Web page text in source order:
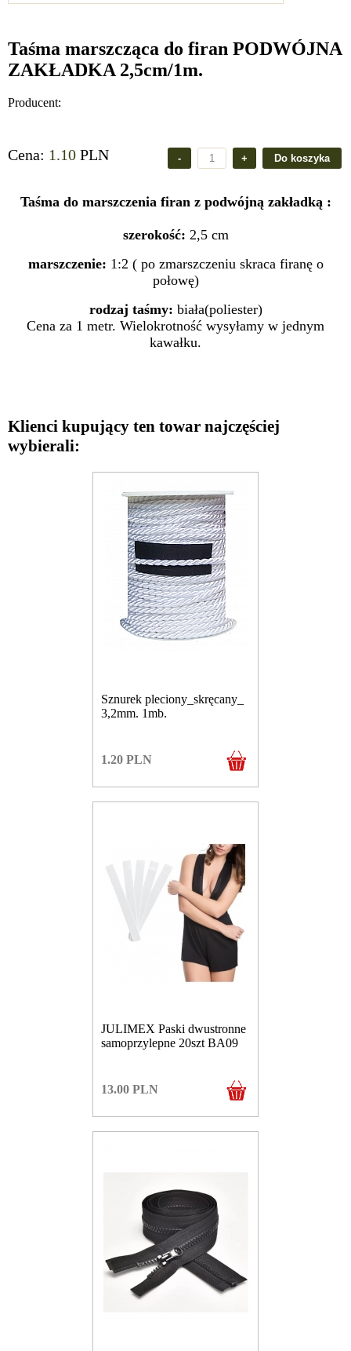
Taśma marszcząca do firan PODWÓJNA
ZAKŁADKA 2,5cm/1m.
Producent:
Cena: 1.10 PLN
Taśma do marszczenia firan z podwójną zakładką :
szerokość: 2,5 cm
marszczenie: 1:2 ( po zmarszczeniu skraca firanę o
połowę)
rodzaj taśmy: biała(poliester)
Cena za 1 metr. Wielokrotność wysyłamy w jednym
kawałku.
Klienci kupujący ten towar najczęściej
wybierali:
Sznurek pleciony_skręcany_
3,2mm. 1mb.
1.20 PLN
JULIMEX Paski dwustronne
samoprzylepne 20szt BA09
13.00 PLN